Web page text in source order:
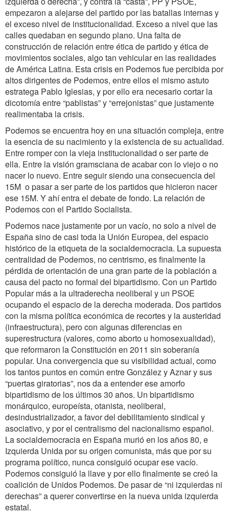
empezaron a alejarse del partido por las batallas internas y
el exceso nivel de institucionalidad. Exceso a nivel que las
calles quedaban en segundo plano. Una falta de
construcción de relación entre ética de partido y ética de
movimientos sociales, algo tan vehicular en las realidades
de América Latina. Esta crisis en Podemos fue percibida por
altos dirigentes de Podemos, entre ellos el mismo astuto
estratega Pablo Iglesias, y por ello era necesario cortar la
dicotomía entre “pablistas” y “errejonistas” que justamente
realimentaba la crisis.
Podemos se encuentra hoy en una situación compleja, entre
la esencia de su nacimiento y la existencia de su actualidad.
Entre romper con la vieja institucionalidad o ser parte de
ella. Entre la visión gramsciana de acabar con lo viejo o no
nacer lo nuevo. Entre seguir siendo una consecuencia del
15M o pasar a ser parte de los partidos que hicieron nacer
ese 15M. Y ahí entra el debate de fondo. La relación de
Podemos con el Partido Socialista.
Podemos nace justamente por un vacío, no solo a nivel de
España sino de casi toda la Unión Europea, del espacio
histórico de la etiqueta de la socialdemocracia. La supuesta
centralidad de Podemos, no centrismo, es finalmente la
pérdida de orientación de una gran parte de la población a
causa del pacto no formal del bipartidismo. Con un Partido
Popular más a la ultraderecha neoliberal y un PSOE
ocupando el espacio de la derecha moderada. Dos partidos
con la misma política económica de recortes y la austeridad
(infraestructura), pero con algunas diferencias en
superestructura (valores, como aborto u homosexualidad),
que reformaron la Constitución en 2011 sin soberanía
popular. Una convergencia que su visibilidad actual, como
los tantos puntos en común entre González y Aznar y sus
“puertas giratorias”, nos da a entender ese amorfo
bipartidismo de los últimos 30 años. Un bipartidismo
monárquico, europeísta, otanista, neoliberal,
desindustrializador, a favor del debilitamiento sindical y
asociativo, y por el centralismo del nacionalismo español.
La socialdemocracia en España murió en los años 80, e
Izquierda Unida por su origen comunista, más que por su
programa político, nunca consiguió ocupar ese vacío.
Podemos consiguió la llave y por ello finalmente se creó la
coalición de Unidos Podemos. De pasar de “ni izquierdas ni
derechas” a querer convertirse en la nueva unida izquierda
estatal.